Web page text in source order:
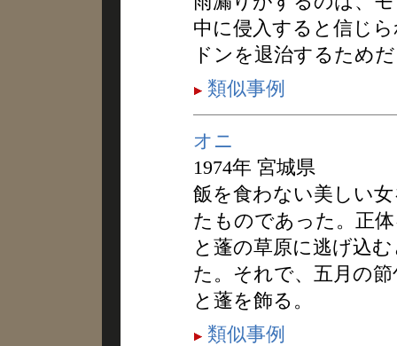
中に侵入すると信じ
ドンを退治するため
類似事例
オニ
1974年 宮城県
飯を食わない美しい
たものであった。正
と蓬の草原に逃げ込
た。それで、五月の
と蓬を飾る。
類似事例